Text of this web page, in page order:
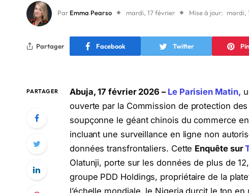
Par Emma Pearso mardi, 17 février Mise à jour: mardi,
Partager Facebook Twitter
PARTAGER Abuja, 17 février 2026 – Le Parisien Matin,
ouverte par la Commission de protection
soupçonne le géant chinois du commerce
incluant une surveillance en ligne non
données transfrontaliers. Cette Enquête sur
Olatunji, porte sur les données de plus de
groupe PDD Holdings, propriétaire de la
l’échelle mondiale, le Nigeria durcit le ton